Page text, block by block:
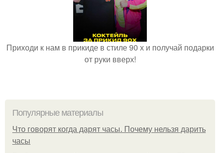
Приходи к нам в прикиде в стиле 90 х и получай подарки
от руки вверх!
Популярные материалы
Что говорят когда дарят часы. Почему нельзя дарить
часы